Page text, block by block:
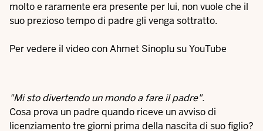
molto e raramente era presente per lui, non vuole che il
suo prezioso tempo di padre gli venga sottratto.
Per vedere il video con Ahmet Sinoplu su YouTube
"Mi sto divertendo un mondo a fare il padre".
Cosa prova un padre quando riceve un avviso di
licenziamento tre giorni prima della nascita di suo figlio?